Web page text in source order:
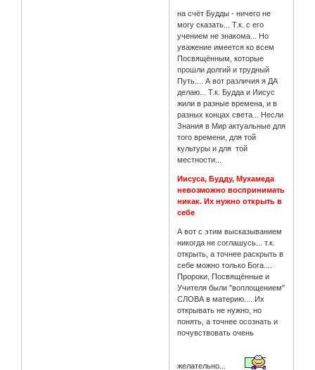
на счёт Будды - ничего не
могу сказать... Т.к. с его
учением не знакома... Но
уважение имеется ко всем
Посвящённым, которые
прошли долгий и трудный
Путь.... А вот различия я ДА
делаю... Т.к. Будда и Иисус
жили в разные времена, и в
разных концах света... Несли
Знания в Мир актуальные для
того времени, для той
культуры и для той
местности...
Иисуса, Будду, Мухамеда
невозможно воспринимать
никак. Их нужно открыть в
себе
А вот с этим высказыванием
никогда не соглашусь... т.к.
открыть, а точнее раскрыть в
себе можно только Бога....
Пророки, Посвящённые и
Учителя были "воплощением"
СЛОВА в материю.... Их
открывать не нужно, но
понять, а точнее осознать и
почувствовать очень
желательно...